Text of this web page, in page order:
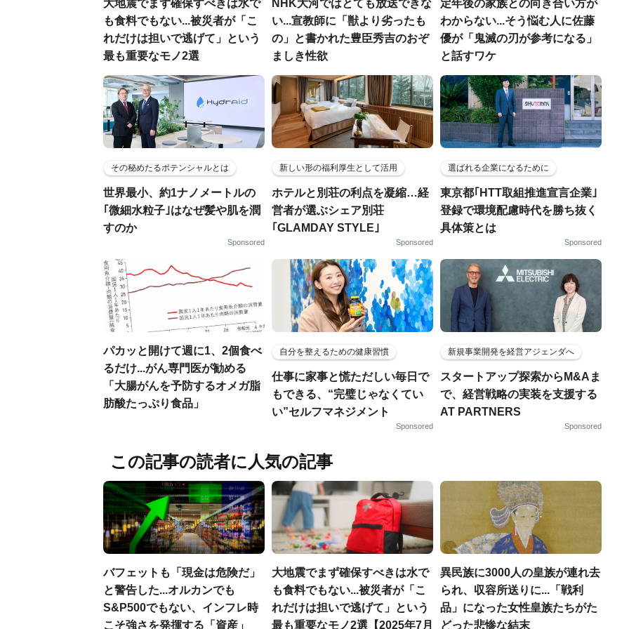
大地震でまず確保すべきは水で
も食料でもない...被災者が「こ
れだけは担いで逃げて」という
最も重要なモノ2選
NHK大河ではとても放送できな
い...宣教師に「獣より劣ったも
の」と書かれた豊臣秀吉のおぞ
ましき性欲
定年後の家族との向き合い方が
わからない...そう悩む人に佐藤
優が「鬼滅の刃が参考になる」
と話すワケ
その秘めたるポテンシャルとは
世界最小、約1ナノメートルの
｢微細水粒子｣はなぜ髪や肌を潤
すのか
Sponsored
新しい形の福利厚生として活用
ホテルと別荘の利点を凝縮…経
営者が選ぶシェア別荘
｢GLAMDAY STYLE｣
Sponsored
選ばれる企業になるために
東京都｢HTT取組推進宣言企業｣
登録で環境配慮時代を勝ち抜く
具体策とは
Sponsored
パカッと開けて週に1、2個食べ
るだけ...がん専門医が勧める
「大腸がんを予防するオメガ脂
肪酸たっぷり食品」
自分を整えるための健康習慣
仕事に家事と慌ただしい毎日で
もできる、“完璧じゃなくてい
い”セルフマネジメント
Sponsored
新規事業開発を経営アジェンダへ
スタートアップ探索からM&Aま
で、経営戦略の実装を支援する
AT PARTNERS
Sponsored
この記事の読者に人気の記事
バフェットも「現金は危険だ」
と警告した...オルカンでも
S&P500でもない、インフレ時
こそ強さを発揮する「資産」
大地震でまず確保すべきは水で
も食料でもない...被災者が「こ
れだけは担いで逃げて」という
最も重要なモノ2選【2025年7月
異民族に3000人の皇族が連れ去
られ、収容所送りに...「戦利
品」になった女性皇族たちがた
どった悲惨な結末